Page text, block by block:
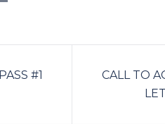
#1
CALL TO